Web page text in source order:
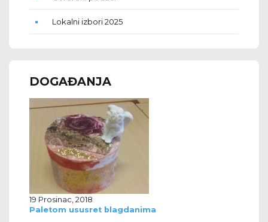
Lokalni izbori 2025
DOGAĐANJA
19 Prosinac, 2018
Paletom ususret blagdanima